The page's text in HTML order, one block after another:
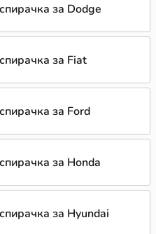
за Dodge
за Fiat
за Ford
за Honda
за Hyundai